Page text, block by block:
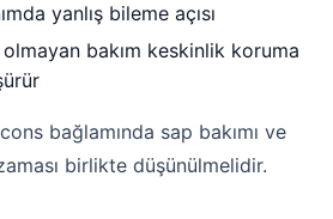
yanlış bileme açısı
bakım keskinlik koruma
bağlamında sap bakımı ve
birlikte düşünülmelidir.